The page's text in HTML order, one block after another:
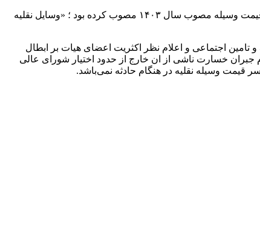
به گزارش پایگاه خبری راه نو آنلاین از روابط عمومی دیوان عدالت اداری شورای عالی بیمه در تبصره ماده ۶ دستورالعمل نحوه محاسبه کسر قیمت وسیله مصوب سال ۱۴۰۳ مصوب کرده بود ؛ «وسایل نقلیه
اجتماعی و اعلام نظر اکثریت اعضای هیات بر ابطال
خسارت ناشی از ان خارج از حدود اختیار شورای عالی
قیمت وسیله نقلیه در هنگام حادثه نمی‌باشد.